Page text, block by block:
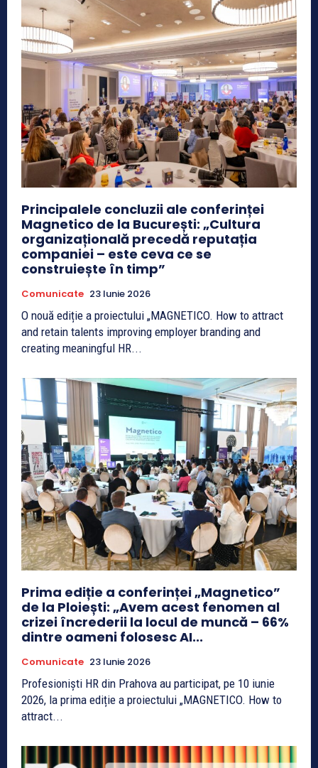
Principalele concluzii ale conferinței
Magnetico de la București: „Cultura
organizațională precedă reputația
companiei – este ceva ce se
construiește în timp”
Comunicate 23 Iunie 2026
O nouă ediție a proiectului „MAGNETICO. How to attract
and retain talents improving employer branding and
creating meaningful HR...
Prima ediție a conferinței „Magnetico”
de la Ploiești: „Avem acest fenomen al
crizei încrederii la locul de muncă – 66%
dintre oameni folosesc AI...
Comunicate 23 Iunie 2026
Profesioniști HR din Prahova au participat, pe 10 iunie
2026, la prima ediție a proiectului „MAGNETICO. How to
attract...